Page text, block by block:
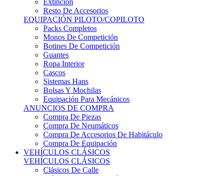
EQUIPACIÓN PILOTO/COPILOTO
Packs Completos
Monos De Competición
Botines De Competición
Guantes
Ropa Interior
Cascos
Sistemas Hans
Bolsas Y Mochilas
Equipación Para Mecánicos
ANUNCIOS DE COMPRA
Compra De Piezas
Compra De Neumáticos
Compra De Accesorios De Habitáculo
Compra De Equipación
VEHÍCULOS CLÁSICOS
VEHÍCULOS CLÁSICOS
Clásicos De Calle
Clásicos De Competición